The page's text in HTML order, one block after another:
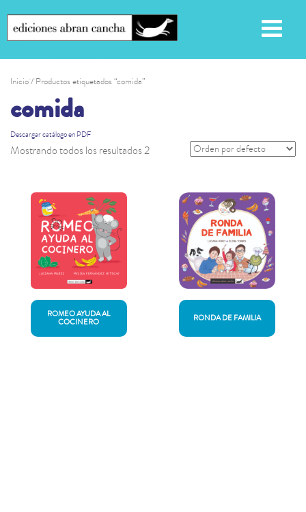
Inicio/ Productos etiquetados “comida”
comida
Descargar catálogo en PDF
Mostrando todos los resultados 2
ROMEO AYUDA AL
COCINERO
RONDA DE FAMILIA